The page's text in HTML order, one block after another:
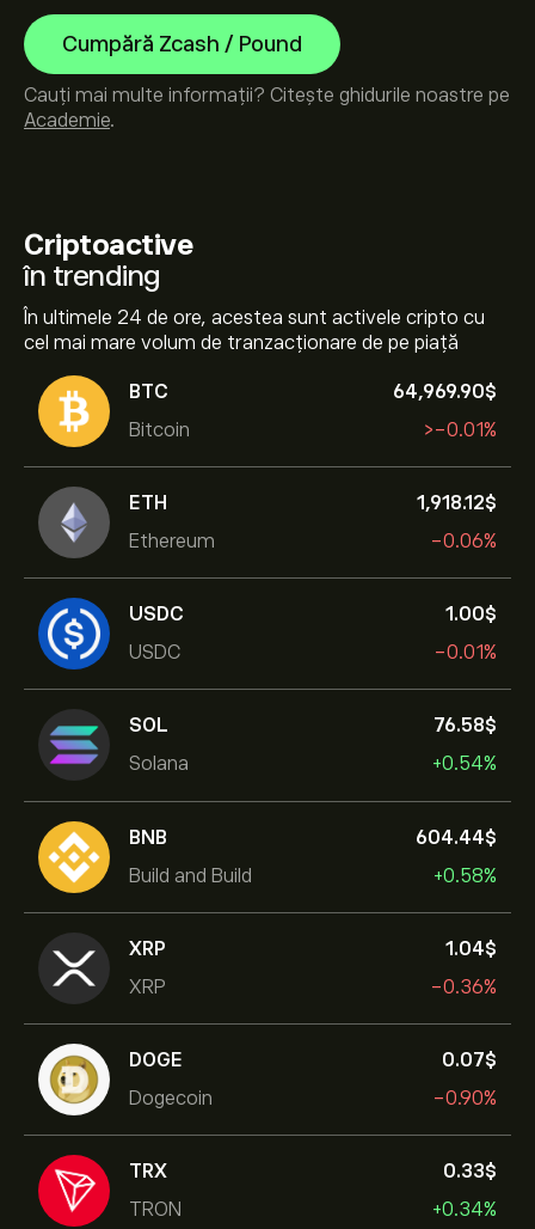
Criptoactive
în trending
În ultimele 24 de ore, acestea sunt activele cripto cu
cel mai mare volum de tranzacționare de pe piață
BTC
Bitcoin
64,969.90‎$‎
‎>-‎0.01%
ETH
Ethereum
1,918.12‎$‎
-0.06%
USDC
USDC
1.00‎$‎
-0.01%
SOL
Solana
76.58‎$‎
+0.54%
BNB
Build and Build
604.44‎$‎
+0.58%
XRP
XRP
1.04‎$‎
-0.36%
DOGE
Dogecoin
0.07‎$‎
-0.90%
TRX
TRON
0.33‎$‎
+0.34%
Cumpără Zcash / Pound
Cauți mai multe informații? Citește ghidurile noastre pe
Academie.